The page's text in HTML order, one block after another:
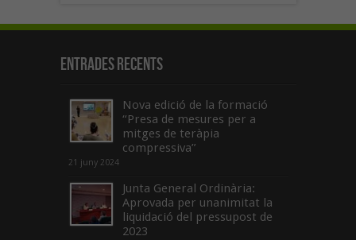
Entrades recents
Nova edició de la formació
“Presa de mesures per a
mitges de teràpia
compressiva”
21 juny 2024
Junta General Ordinària:
Aprovada per unanimitat la
liquidació del pressupost de
2023